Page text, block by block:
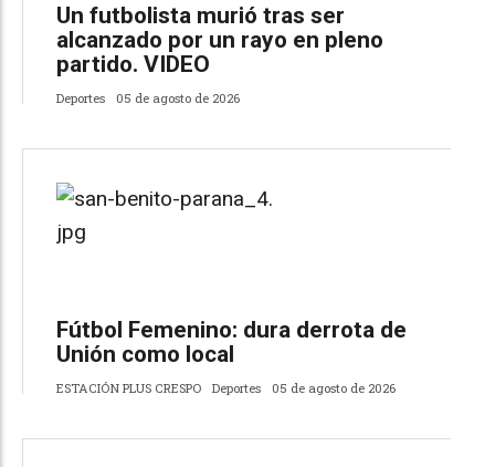
Un futbolista murió tras ser
alcanzado por un rayo en pleno
partido. VIDEO
Deportes 05 de agosto de 2026
Fútbol Femenino: dura derrota de
Unión como local
ESTACIÓN PLUS CRESPO Deportes 05 de agosto de 2026